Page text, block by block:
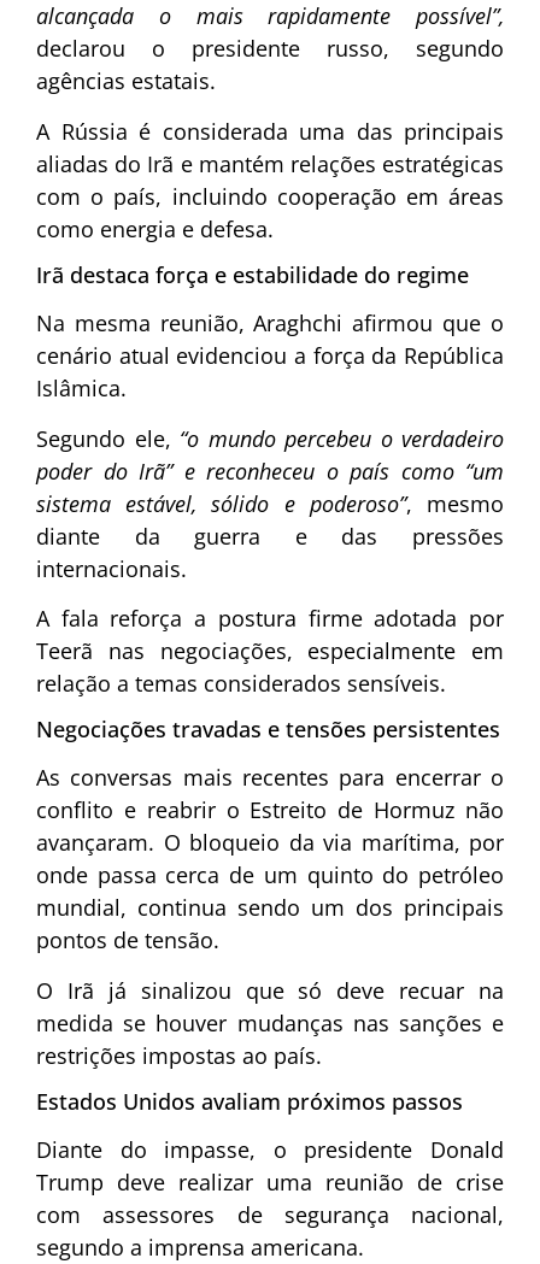
alcançada o mais rapidamente possível”,
declarou o presidente russo, segundo
agências estatais.
A Rússia é considerada uma das principais
aliadas do Irã e mantém relações estratégicas
com o país, incluindo cooperação em áreas
como energia e defesa.
Irã destaca força e estabilidade do regime
Na mesma reunião, Araghchi afirmou que o
cenário atual evidenciou a força da República
Islâmica.
Segundo ele, “o mundo percebeu o verdadeiro
poder do Irã” e reconheceu o país como “um
sistema estável, sólido e poderoso”, mesmo
diante da guerra e das pressões
internacionais.
A fala reforça a postura firme adotada por
Teerã nas negociações, especialmente em
relação a temas considerados sensíveis.
Negociações travadas e tensões persistentes
As conversas mais recentes para encerrar o
conflito e reabrir o Estreito de Hormuz não
avançaram. O bloqueio da via marítima, por
onde passa cerca de um quinto do petróleo
mundial, continua sendo um dos principais
pontos de tensão.
O Irã já sinalizou que só deve recuar na
medida se houver mudanças nas sanções e
restrições impostas ao país.
Estados Unidos avaliam próximos passos
Diante do impasse, o presidente Donald
Trump deve realizar uma reunião de crise
com assessores de segurança nacional,
segundo a imprensa americana.